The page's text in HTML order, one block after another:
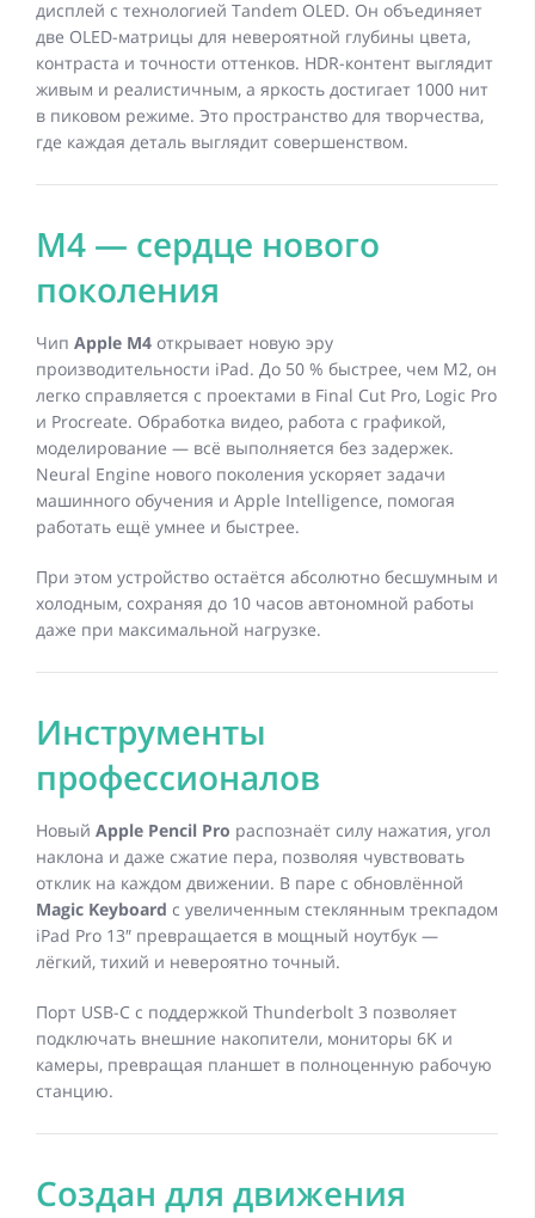
дисплей с технологией Tandem OLED. Он объединяет
две OLED-матрицы для невероятной глубины цвета,
контраста и точности оттенков. HDR-контент выглядит
живым и реалистичным, а яркость достигает 1000 нит
в пиковом режиме. Это пространство для творчества,
где каждая деталь выглядит совершенством.
M4 — сердце нового
поколения
Чип Apple M4 открывает новую эру
производительности iPad. До 50 % быстрее, чем M2, он
легко справляется с проектами в Final Cut Pro, Logic Pro
и Procreate. Обработка видео, работа с графикой,
моделирование — всё выполняется без задержек.
Neural Engine нового поколения ускоряет задачи
машинного обучения и Apple Intelligence, помогая
работать ещё умнее и быстрее.
При этом устройство остаётся абсолютно бесшумным и
холодным, сохраняя до 10 часов автономной работы
даже при максимальной нагрузке.
Инструменты
профессионалов
Новый Apple Pencil Pro распознаёт силу нажатия, угол
наклона и даже сжатие пера, позволяя чувствовать
отклик на каждом движении. В паре с обновлённой
Magic Keyboard с увеличенным стеклянным трекпадом
iPad Pro 13″ превращается в мощный ноутбук —
лёгкий, тихий и невероятно точный.
Порт USB-C с поддержкой Thunderbolt 3 позволяет
подключать внешние накопители, мониторы 6K и
камеры, превращая планшет в полноценную рабочую
станцию.
Создан для движения